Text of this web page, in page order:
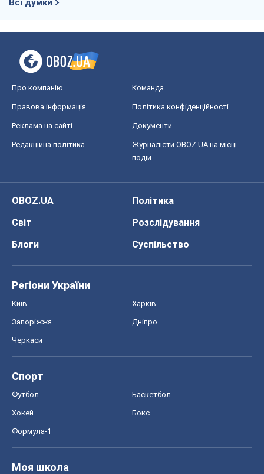
Всі думки
Про компанію Команда
Правова інформація Політика конфіденційності
Реклама на сайті Документи
Редакційна політика
Журналісти OBOZ.UA на місці
подій
OBOZ.UA
Політика
Світ
Розслідування
Блоги
Суспільство
Регіони України
Київ Харків
Запоріжжя Дніпро
Черкаси
Спорт
Футбол Баскетбол
Хокей Бокс
Формула-1
Моя школа